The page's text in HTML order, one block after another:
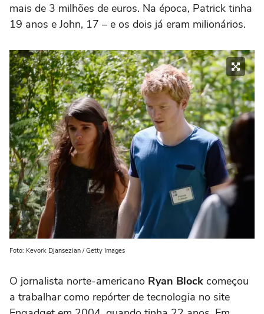
mais de 3 milhões de euros. Na época, Patrick tinha
19 anos e John, 17 – e os dois já eram milionários.
Foto: Kevork Djansezian / Getty Images
O jornalista norte-americano Ryan Block começou
a trabalhar como repórter de tecnologia no site